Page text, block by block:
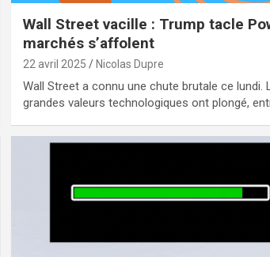
Wall Street vacille : Trump tacle
marchés s’affolent
22 avril 2025 Nicolas Dupre
Wall Street a connu une chute brutale ce lundi.
grandes valeurs technologiques ont plongé,